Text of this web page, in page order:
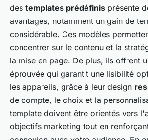
des templates prédéfinis présente
avantages, notamment un gain de
considérable. Ces modèles
concentrer sur le contenu et la
la mise en page. De plus, ils offrent
éprouvée qui garantit une lisibilité
les appareils, grâce à leur design
de compte, le choix et la
template doivent être orientés vers
objectifs marketing tout en